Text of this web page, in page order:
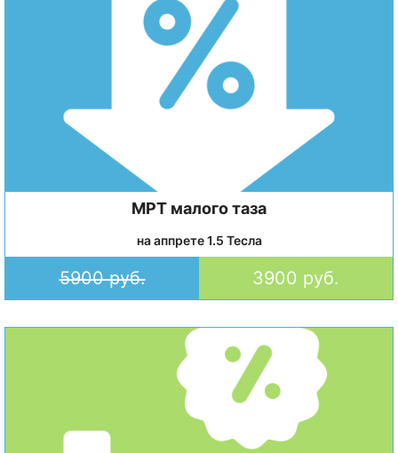
МРТ малого таза
на аппрете 1.5 Тесла
5900 руб. 3900 руб.